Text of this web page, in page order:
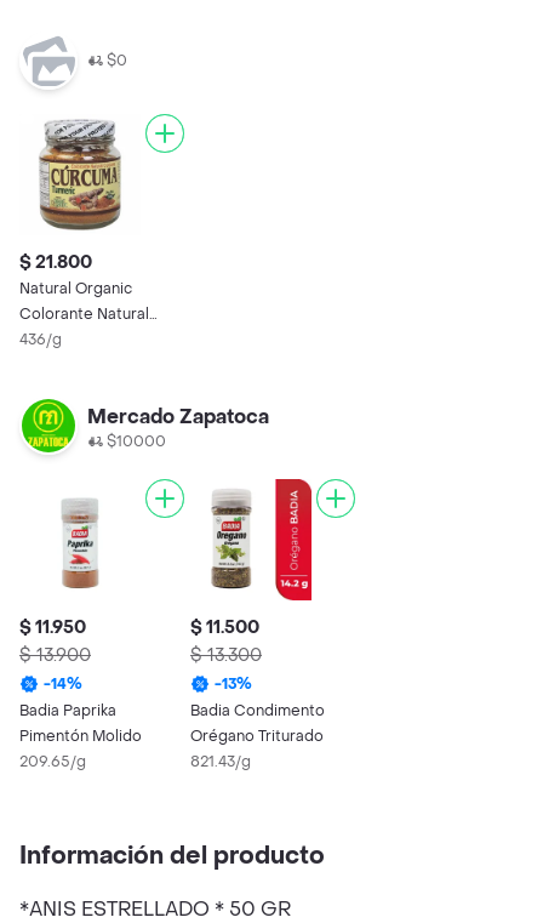
$0
$ 21.800
Natural Organic
Colorante Natural
Cúrcuma
436/g
Mercado Zapatoca
$10000
$ 11.950
$ 13.900
-14%
Badia Paprika
Pimentón Molido
209.65/g
$ 11.500
$ 13.300
-13%
Badia Condimento
Orégano Triturado
821.43/g
Información del producto
*ANIS ESTRELLADO * 50 GR